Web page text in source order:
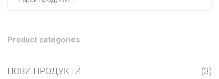
Product categories
НОВИ ПРОДУКТИ
(3)